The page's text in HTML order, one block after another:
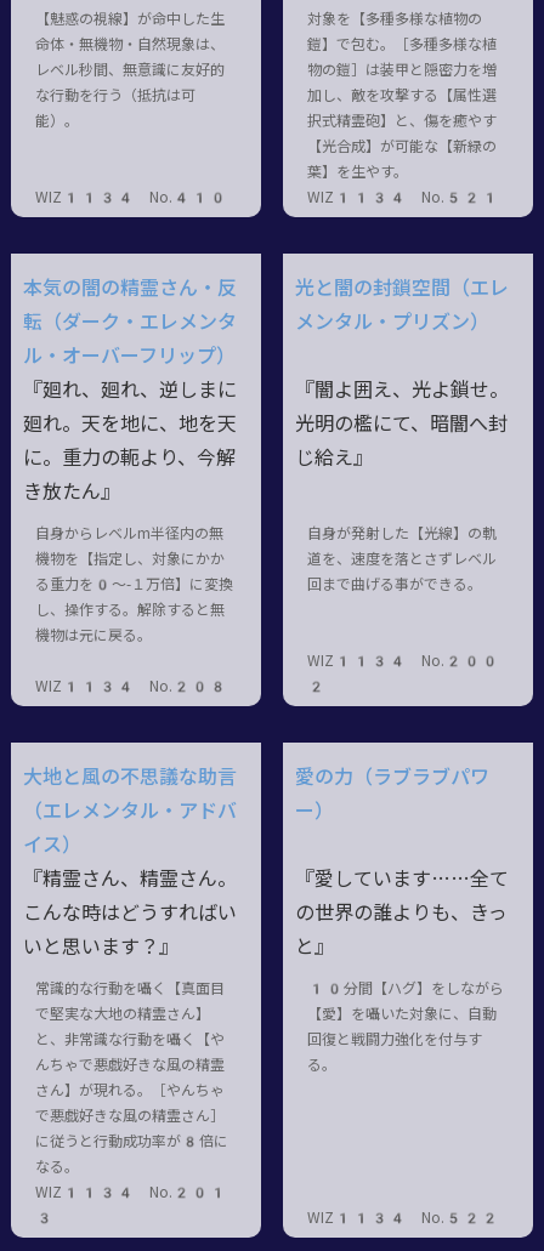
【魅惑の視線】が命中した生
命体・無機物・自然現象は、
レベル秒間、無意識に友好的
な行動を行う（抵抗は可
能）。
WIZ1134 No.410
対象を【多種多様な植物の
鎧】で包む。［多種多様な植
物の鎧］は装甲と隠密力を増
加し、敵を攻撃する【属性選
択式精霊砲】と、傷を癒やす
【光合成】が可能な【新緑の
葉】を生やす。
WIZ1134 No.521
本気の闇の精霊さん・反
転（ダーク・エレメンタ
ル・オーバーフリップ）
『廻れ、廻れ、逆しまに
廻れ。天を地に、地を天
に。重力の軛より、今解
き放たん』
自身からレベルm半径内の無
機物を【指定し、対象にかか
る重力を0～-１万倍】に変換
し、操作する。解除すると無
機物は元に戻る。
WIZ1134 No.208
光と闇の封鎖空間（エレ
メンタル・プリズン）
『闇よ囲え、光よ鎖せ。
光明の檻にて、暗闇へ封
じ給え』
自身が発射した【光線】の軌
道を、速度を落とさずレベル
回まで曲げる事ができる。
WIZ1134 No.200
2
大地と風の不思議な助言
（エレメンタル・アドバ
イス）
『精霊さん、精霊さん。
こんな時はどうすればい
いと思います？』
常識的な行動を囁く【真面目
で堅実な大地の精霊さん】
と、非常識な行動を囁く【や
んちゃで悪戯好きな風の精霊
さん】が現れる。［やんちゃ
で悪戯好きな風の精霊さん］
に従うと行動成功率が8倍に
なる。
WIZ1134 No.201
3
愛の力（ラブラブパワ
ー）
『愛しています……全て
の世界の誰よりも、きっ
と』
10分間【ハグ】をしながら
【愛】を囁いた対象に、自動
回復と戦闘力強化を付与す
る。
WIZ1134 No.522